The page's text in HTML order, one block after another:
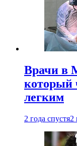
Врачи в
который
легким
2 года спустя2